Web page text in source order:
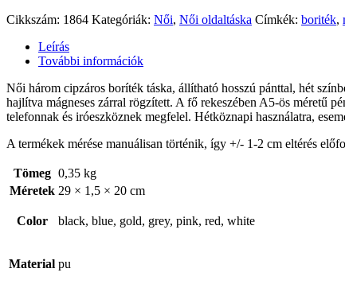
Cikkszám: 1864 Kategóriák: Női, Női oldaltáska Címkék: boriték,
Leírás
További információk
Női három cipzáros boríték táska, állítható hosszú pánttal, hét
hajlítva mágneses zárral rögzített. A fő rekeszében A5-ös méretű
telefonnak és iróeszköznek megfelel. Hétköznapi használatra,
A termékek mérése manuálisan történik, így +/- 1-2 cm eltérés
Tömeg 0,35 kg
Méretek 29 × 1,5 × 20 cm
Color black, blue, gold, grey, pink, red, white
Material pu